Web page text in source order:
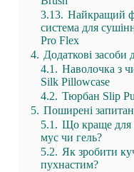
3.13. Найкращий
система для
Pro Flex
4. Додаткові засоби
4.1. Наволочка з
Silk Pillowcase
4.2. Тюрбан Slip
5. Поширені
5.1. Що краще для
мус чи гель?
5.2. Як зробити
пухнастим?